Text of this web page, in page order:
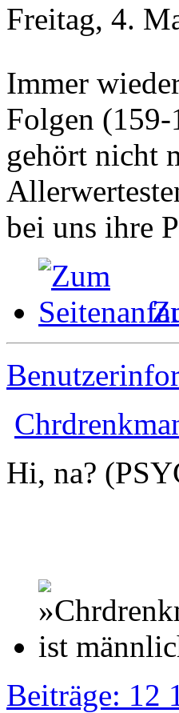
Freitag, 4.
Immer
Folgen
gehört nicht
bei uns ihre
Hi, na?
Beiträge: 12